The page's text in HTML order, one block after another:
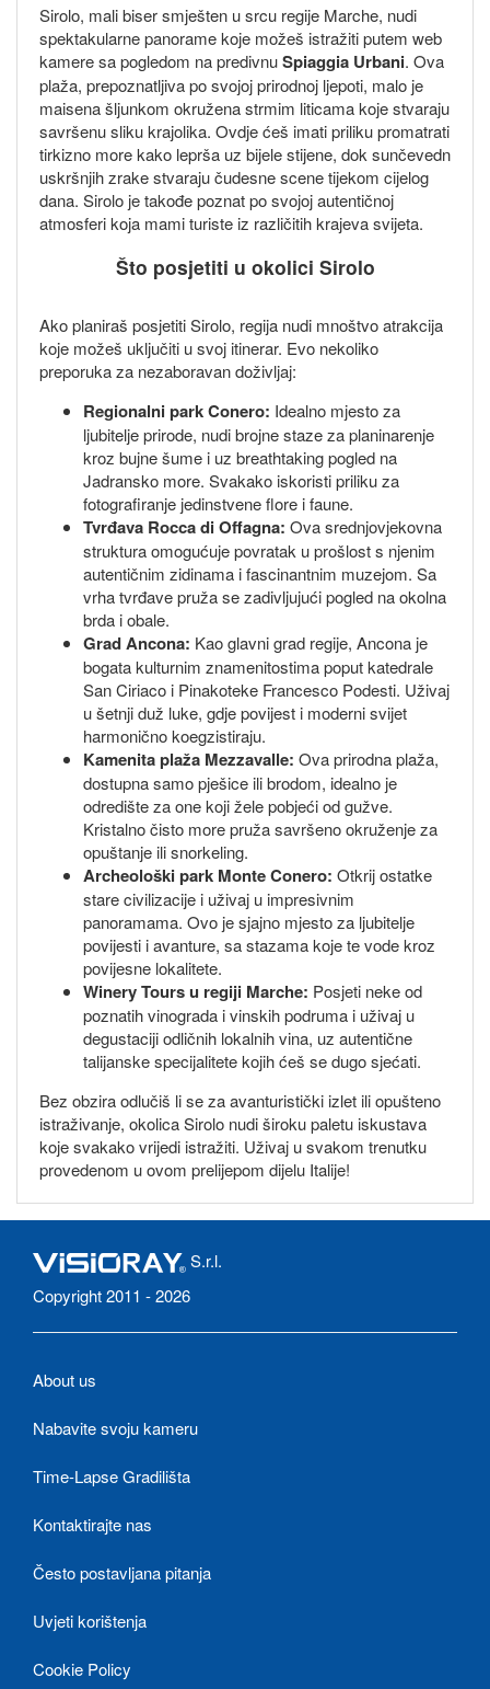
Sirolo, mali biser smješten u srcu regije Marche, nudi
spektakularne panorame koje možeš istražiti putem web
kamere sa pogledom na predivnuSpiaggia Urbani. Ova
plaža, prepoznatljiva po svojoj prirodnoj ljepoti, malo je
maisena šljunkom okružena strmim liticama koje stvaraju
savršenu sliku krajolika. Ovdje ćeš imati priliku promatrati
tirkizno more kako leprša uz bijele stijene, dok sunčevedn
uskršnjih zrake stvaraju čudesne scene tijekom cijelog
dana. Sirolo je takođe poznat po svojoj autentičnoj
atmosferi koja mami turiste iz različitih krajeva svijeta.
Što posjetiti u okolici Sirolo
Ako planiraš posjetiti Sirolo, regija nudi mnoštvo atrakcija
koje možeš uključiti u svoj itinerar. Evo nekoliko
preporuka za nezaboravan doživljaj:
Regionalni park Conero: Idealno mjesto za
ljubitelje prirode, nudi brojne staze za planinarenje
kroz bujne šume i uz breathtaking pogled na
Jadransko more. Svakako iskoristi priliku za
fotografiranje jedinstvene flore i faune.
Tvrđava Rocca di Offagna: Ova srednjovjekovna
struktura omogućuje povratak u prošlost s njenim
autentičnim zidinama i fascinantnim muzejom. Sa
vrha tvrđave pruža se zadivljujući pogled na okolna
brda i obale.
Grad Ancona: Kao glavni grad regije, Ancona je
bogata kulturnim znamenitostima poput katedrale
San Ciriaco i Pinakoteke Francesco Podesti. Uživaj
u šetnji duž luke, gdje povijest i moderni svijet
harmonično koegzistiraju.
Kamenita plaža Mezzavalle: Ova prirodna plaža,
dostupna samo pješice ili brodom, idealno je
odredište za one koji žele pobjeći od gužve.
Kristalno čisto more pruža savršeno okruženje za
opuštanje ili snorkeling.
Archeološki park Monte Conero: Otkrij ostatke
stare civilizacije i uživaj u impresivnim
panoramama. Ovo je sjajno mjesto za ljubitelje
povijesti i avanture, sa stazama koje te vode kroz
povijesne lokalitete.
Winery Tours u regiji Marche: Posjeti neke od
poznatih vinograda i vinskih podruma i uživaj u
degustaciji odličnih lokalnih vina, uz autentične
talijanske specijalitete kojih ćeš se dugo sjećati.
Bez obzira odlučiš li se za avanturistički izlet ili opušteno
istraživanje, okolica Sirolo nudi široku paletu iskustava
koje svakako vrijedi istražiti. Uživaj u svakom trenutku
provedenom u ovom prelijepom dijelu Italije!
S.r.l.
Copyright 2011 - 2026
About us
Nabavite svoju kameru
Time-Lapse Gradilišta
Kontaktirajte nas
Često postavljana pitanja
Uvjeti korištenja
Cookie Policy